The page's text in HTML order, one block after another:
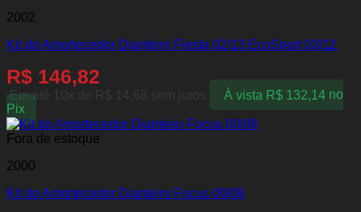
2002
Kit do Amortecedor Dianteiro Fiesta 02/13 EcoSport 03/12
R$ 146,82
Em até 10x de R$ 14,68 sem juros À vista R$132,14 no
Pix
Fora de estoque
2000
Kit do Amortecedor Dianteiro Focus 00/08